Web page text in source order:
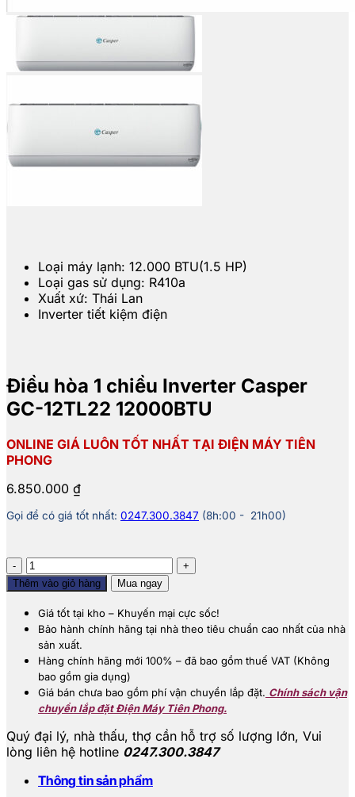
Loại máy lạnh: 12.000 BTU(1.5 HP)
Loại gas sử dụng: R410a
Xuất xứ: Thái Lan
Inverter tiết kiệm điện
Điều hòa 1 chiều Inverter Casper
GC-12TL22 12000BTU
ONLINE GIÁ LUÔN TỐT NHẤT TẠI ĐIỆN MÁY TIÊN
PHONG
6.850.000 ₫
Gọi để có giá tốt nhất: 0247.300.3847 (8h:00 - 21h00)
Điều
hòa
1
chiều
Inverter
Casper
GC-
12TL22
12000BTU
số
Thêm vào giỏ hàng Mua ngay
Giá tốt tại kho – Khuyến mại cực sốc!
Bảo hành chính hãng tại nhà theo tiêu chuẩn cao nhất của nhà
sản xuất.
Hàng chính hãng mới 100% – đã bao gồm thuế VAT (Không
bao gồm gia dụng)
Giá bán chưa bao gồm phí vận chuyển lắp đặt. Chính sách vận
chuyển lắp đặt Điện Máy Tiên Phong.
Quý đại lý, nhà thấu, thợ cần hỗ trợ số lượng lớn, Vui
lòng liên hệ hotline 0247.300.3847
Thông tin sản phẩm